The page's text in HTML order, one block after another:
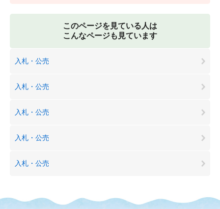
このページを見ている人は
こんなページも見ています
入札・公売
入札・公売
入札・公売
入札・公売
入札・公売